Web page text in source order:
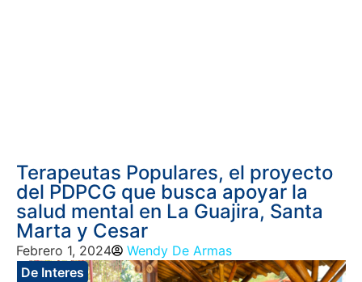
Terapeutas Populares, el proyecto
del PDPCG que busca apoyar la
salud mental en La Guajira, Santa
Marta y Cesar
Febrero 1, 2024
Wendy De Armas
De Interes